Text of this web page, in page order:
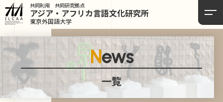
共同利用 共同研究拠点
アジア・アフリカ言語文化研究所
東京外国語大学
News
一覧